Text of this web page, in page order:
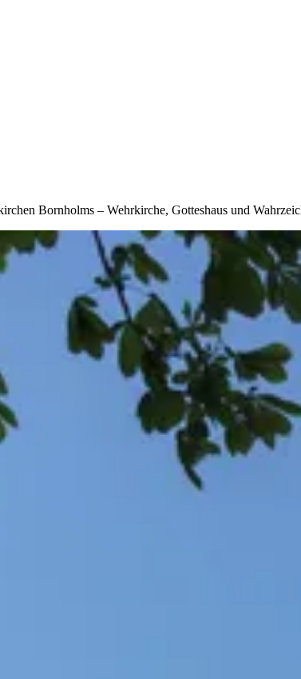
Bornholms – Wehrkirche, Gotteshaus und